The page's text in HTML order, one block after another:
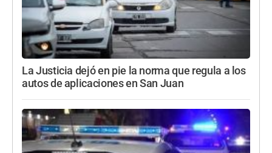
La Justicia dejó en pie la norma que regula a los
autos de aplicaciones en San Juan